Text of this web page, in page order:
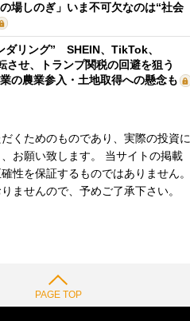
場しのぎ」いま不可欠なのは“社会
ダリング” SHEIN、TikTok、
させ、トランプ関税の回避を狙う
の農業参入・土地取得への懸念も
くためのものであり、実際の投資に
お願い致します。 当サイトの掲載
性を保証するものではありません。
ませんので、予めご了承下さい。
PAGE TOP